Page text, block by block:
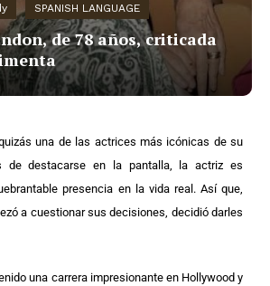
SPANISH LANGUAGE
de 78 años, criticada
una de las actrices más icónicas de su
de destacarse en la pantalla, la actriz es
presencia en la vida real. Así que,
a cuestionar sus decisiones, decidió darles
una carrera impresionante en Hollywood y